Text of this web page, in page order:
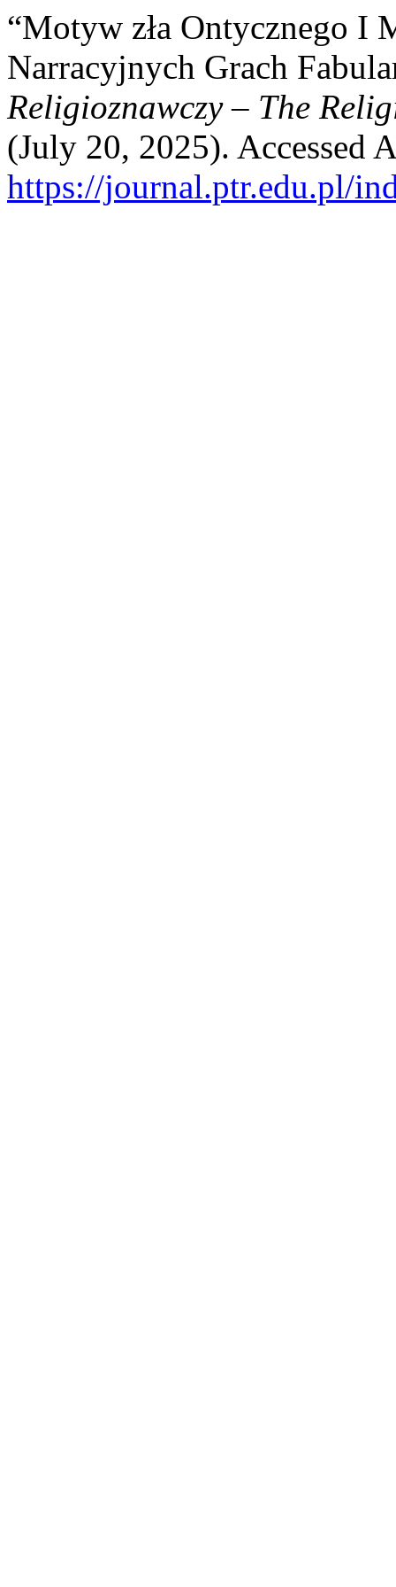
“Motyw zła Ontycznego I
Narracyjnych Grach
Religioznawczy – The
(July 20, 2025). Accessed
https://journal.ptr.edu.pl/